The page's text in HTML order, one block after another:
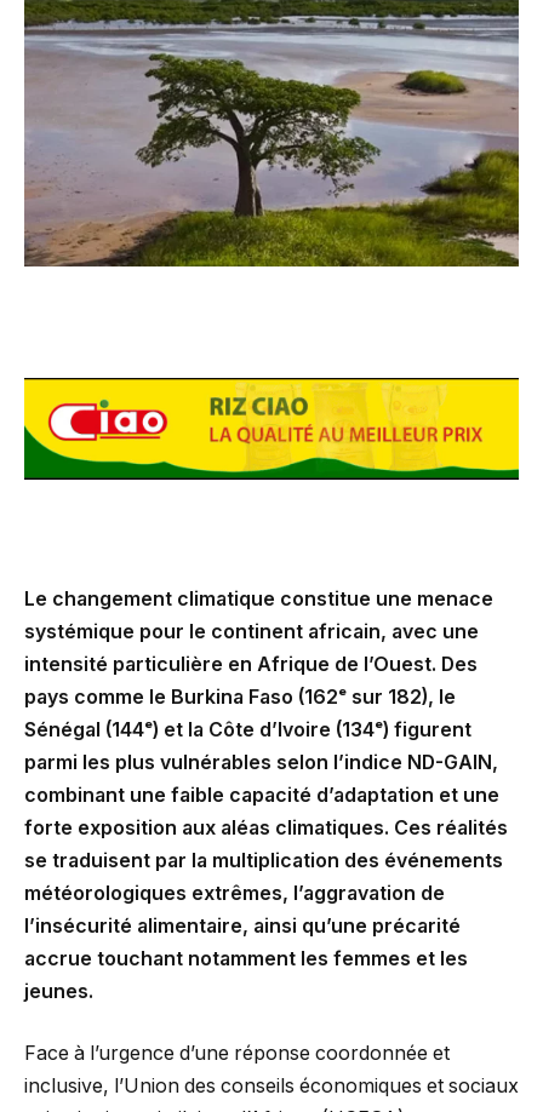
Le changement climatique constitue une menace
systémique pour le continent africain, avec une
intensité particulière en Afrique de l’Ouest. Des
pays comme le Burkina Faso (162ᵉ sur 182), le
Sénégal (144ᵉ) et la Côte d’Ivoire (134ᵉ) figurent
parmi les plus vulnérables selon l’indice ND-GAIN,
combinant une faible capacité d’adaptation et une
forte exposition aux aléas climatiques. Ces réalités
se traduisent par la multiplication des événements
météorologiques extrêmes, l’aggravation de
l’insécurité alimentaire, ainsi qu’une précarité
accrue touchant notamment les femmes et les
jeunes.
Face à l’urgence d’une réponse coordonnée et
inclusive, l’Union des conseils économiques et sociaux